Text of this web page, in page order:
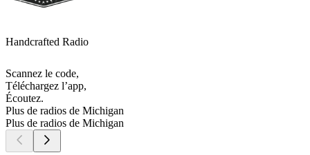
Handcrafted Radio
Scannez le code,
Téléchargez l’app,
Écoutez.
Plus de radios de Michigan
Plus de radios de Michigan